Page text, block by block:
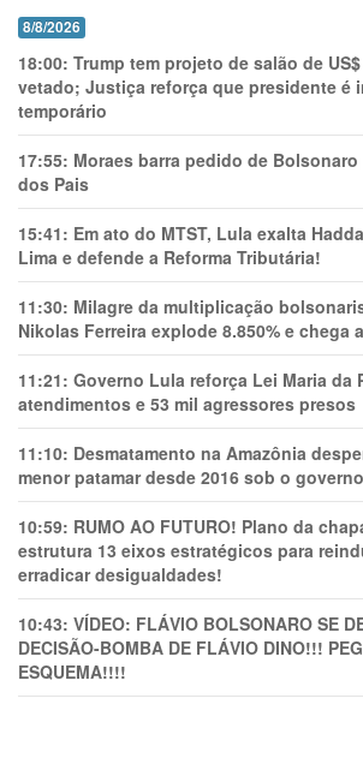
8/8/2026
18:00: Trump tem projeto de salão de
vetado; Justiça reforça que presidente é
temporário
17:55: Moraes barra pedido de
dos Pais
15:41: Em ato do MTST, Lula exalta
Lima e defende a Reforma Tributária!
11:30: Milagre da multiplicação
Nikolas Ferreira explode 8.850% e chega
11:21: Governo Lula reforça Lei Maria da
atendimentos e 53 mil agressores presos
11:10: Desmatamento na Amazônia
menor patamar desde 2016 sob o
10:59: RUMO AO FUTURO! Plano da
estrutura 13 eixos estratégicos para
erradicar desigualdades!
10:43: VÍDEO: FLÁVIO BOLSONARO SE
DECISÃO-BOMBA DE FLÁVIO DINO!!!
ESQUEMA!!!!